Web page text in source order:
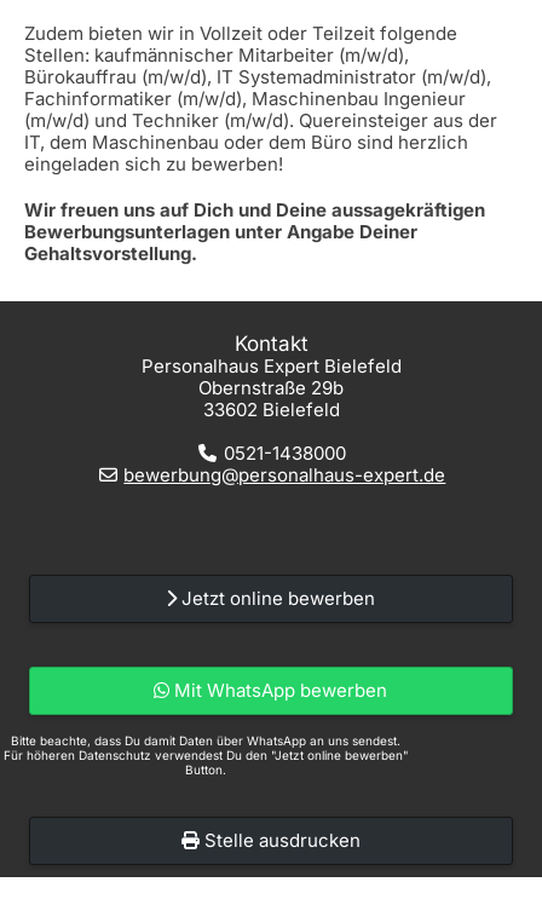
Zudem bieten wir in Vollzeit oder Teilzeit folgende
Stellen: kaufmännischer Mitarbeiter (m/w/d),
Bürokauffrau (m/w/d), IT Systemadministrator (m/w/d),
Fachinformatiker (m/w/d), Maschinenbau Ingenieur
(m/w/d) und Techniker (m/w/d). Quereinsteiger aus der
IT, dem Maschinenbau oder dem Büro sind herzlich
eingeladen sich zu bewerben!
Wir freuen uns auf Dich und Deine aussagekräftigen
Bewerbungsunterlagen unter Angabe Deiner
Gehaltsvorstellung.
Kontakt
Personalhaus Expert Bielefeld
Obernstraße 29b
33602 Bielefeld
0521-1438000
bewerbung@personalhaus-expert.de
Jetzt online bewerben
Mit WhatsApp bewerben
Bitte beachte, dass Du damit Daten über WhatsApp an uns sendest.
Für höheren Datenschutz verwendest Du den "Jetzt online bewerben"
Button.
Stelle ausdrucken